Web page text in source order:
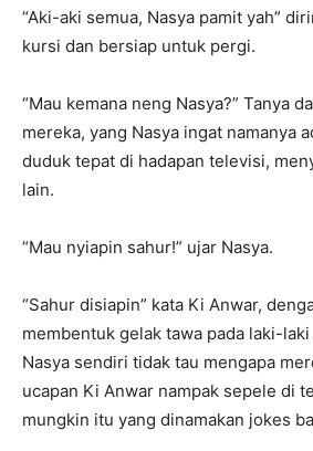
“Aki-aki semua, Nasya pamit yah”
kursi dan bersiap untuk pergi.
“Mau kemana neng Nasya?” Tanya
mereka, yang Nasya ingat namanya
duduk tepat di hadapan televisi,
lain.
“Mau nyiapin sahur!” ujar Nasya.
“Sahur disiapin” kata Ki Anwar,
membentuk gelak tawa pada laki-
Nasya sendiri tidak tau mengapa
ucapan Ki Anwar nampak sepele di
mungkin itu yang dinamakan jokes